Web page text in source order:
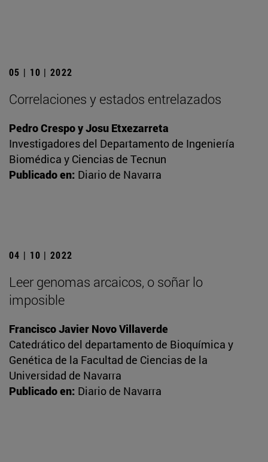
05 | 10 | 2022
Correlaciones y estados entrelazados
Pedro Crespo y Josu Etxezarreta
Investigadores del Departamento de Ingeniería
Biomédica y Ciencias de Tecnun
Publicado en: Diario de Navarra
04 | 10 | 2022
Leer genomas arcaicos, o soñar lo
imposible
Francisco Javier Novo Villaverde
Catedrático del departamento de Bioquímica y
Genética de la Facultad de Ciencias de la
Universidad de Navarra
Publicado en: Diario de Navarra